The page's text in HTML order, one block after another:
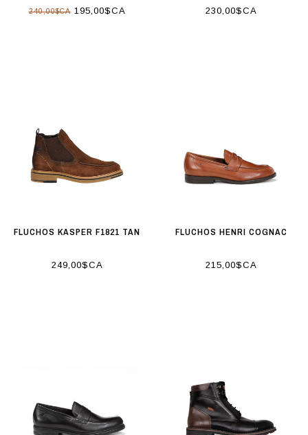
240,00$CA195,00$CA 230,00$CA
FLUCHOS KASPER F1821 TAN
249,00$CA
FLUCHOS HENRI COGNAC
215,00$CA